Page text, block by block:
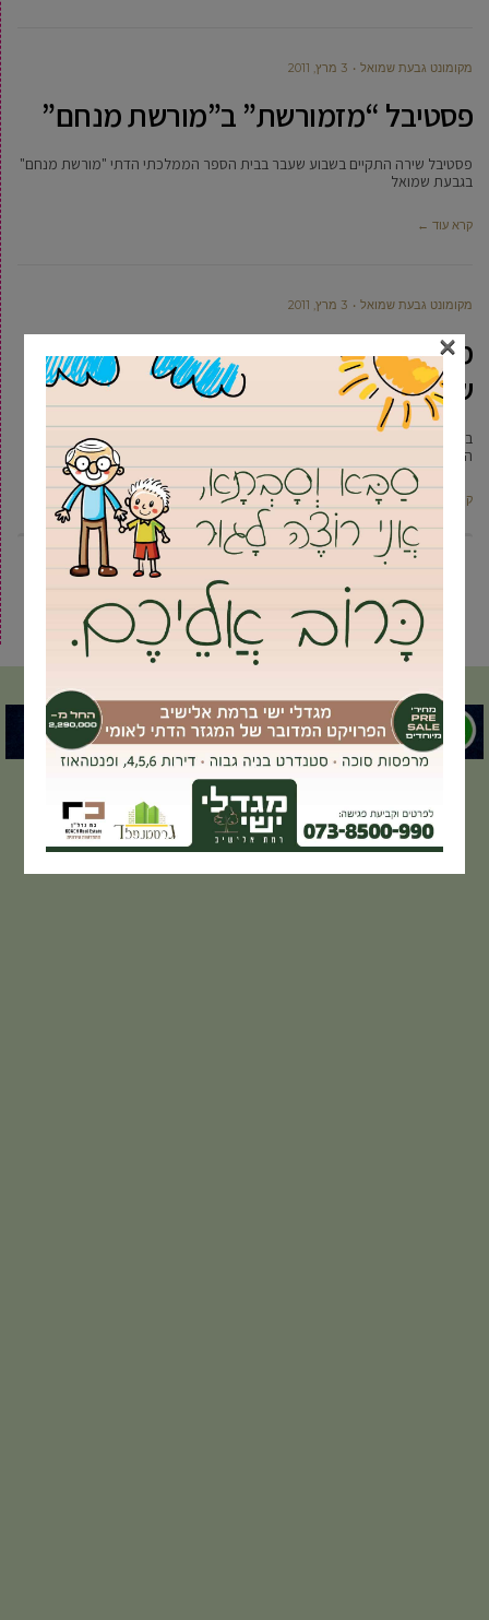
מקומונט גבעת שמואל 3 מרץ, 2011
פסטיבל “מזמורשת” ב”מורשת מנחם”
פסטיבל שירה התקיים בשבוע שעבר בבית הספר הממלכתי הדתי "מורשת מנחם"
בגבעת שמואל
קרא עוד ←
מקומונט גבעת שמואל 3 מרץ, 2011
מחלקת איכות הסביבה בעיריית גבעת
שמואל ממשיכה לטפח את פני העיר
במסגרת שיפור פני העיר לשנת 2011 בגבעת שמואל, שיפרה מחלקת איכות
הסביבה בעירייה את חזות הגנים בעיר
קרא עוד ←
2
×